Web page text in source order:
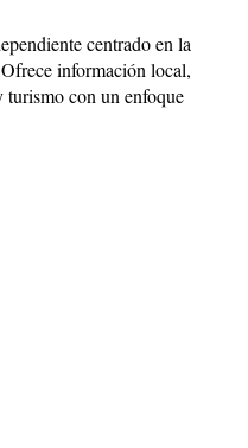
centrado en la
información local,
turismo con un enfoque